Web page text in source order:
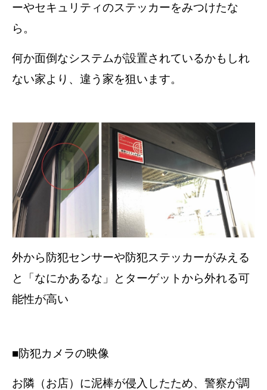
ーやセキュリティのステッカーをみつけたな
ら。
何か面倒なシステムが設置されているかもしれ
ない家より、違う家を狙います。
外から防犯センサーや防犯ステッカーがみえる
と「なにかあるな」とターゲットから外れる可
能性が高い
■防犯カメラの映像
お隣（お店）に泥棒が侵入したため、警察が調